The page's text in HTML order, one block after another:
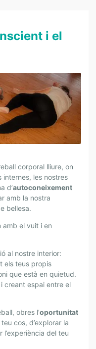
i el
corporal lliure, on
internes, les nostres
d’autoconeixement
amb la nostra
bellesa.
amb el vuit i en
al nostre interior:
els teus propis
que està en quietud.
creant espai entre el
obres l’oportunitat
cos, d’explorar la
del teu